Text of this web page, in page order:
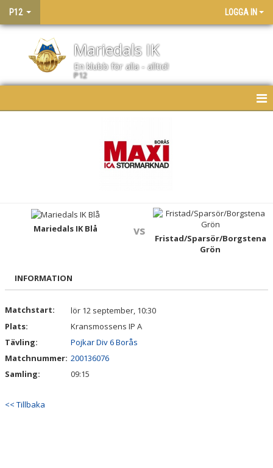
P12 LOGGA IN
Mariedals IK
En klubb för alla - alltid!
P12
DOKUMENT
KONTAKT
Mariedals IK Blå vs
Fristad/Sparsör/Borgstena
Grön
INFORMATION
Matchstart:
lör 12 september, 10:30
Plats:
Kransmossens IP A
Tävling:
Pojkar Div 6 Borås
Matchnummer: 200136076
Samling:
09:15
<< Tillbaka